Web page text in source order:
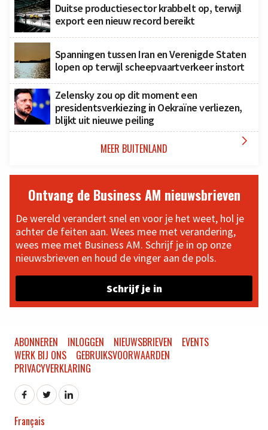
Duitse productiesector krabbelt op, terwijl
export een nieuw record bereikt
Spanningen tussen Iran en Verenigde Staten
lopen op terwijl scheepvaartverkeer instort
Zelensky zou op dit moment een
presidentsverkiezing in Oekraïne verliezen,
blijkt uit nieuwe peiling
MEER BUITENLAND 
Ontvang de Business AM nieuwsbrieven
De wereld verandert snel en voor je het weet, hol je
achter de feiten aan. Wees mee met verandering,
wees mee met Business AM. Schrijf je in op onze
nieuwsbrieven en houd de vinger aan de pols.
Schrijf je in
ABONNEREN INLOGGEN NIEUWSBRIEVEN
EVENTS
WERK BIJ ONS
GEBRUIKSVOORWAARDEN
PRIVACYVERKLARING
Français